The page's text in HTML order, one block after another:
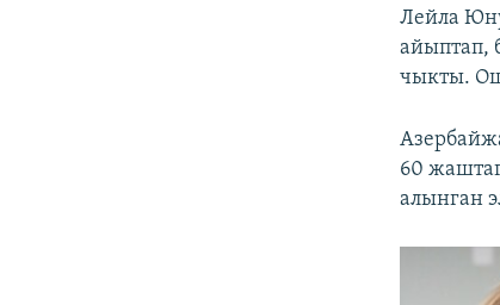
Лейла
айыптап,
чыкты.
60
алынган